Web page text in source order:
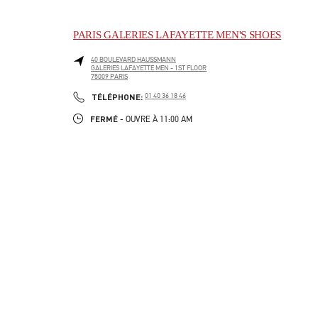
PARIS GALERIES LAFAYETTE MEN'S SHOES
40 BOULEVARD HAUSSMANN
GALERIES LAFAYETTE MEN - 1ST FLOOR
75009PARIS
TÉLÉPHONE: PHONE
01 40 36 18 46
FERMÉ - OUVRE À 11:00 AM